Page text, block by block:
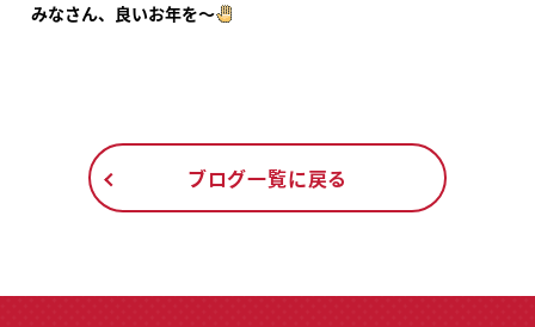
みなさん、良いお年を～
ブログ一覧に戻る